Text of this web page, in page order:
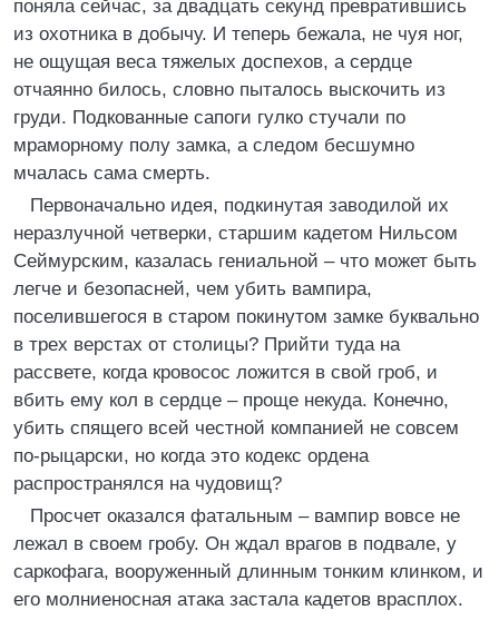
поняла сейчас, за двадцать секунд превратившись
из охотника в добычу. И теперь бежала, не чуя ног,
не ощущая веса тяжелых доспехов, а сердце
отчаянно билось, словно пыталось выскочить из
груди. Подкованные сапоги гулко стучали по
мраморному полу замка, а следом бесшумно
мчалась сама смерть.
Первоначально идея, подкинутая заводилой их
неразлучной четверки, старшим кадетом Нильсом
Сеймурским, казалась гениальной – что может быть
легче и безопасней, чем убить вампира,
поселившегося в старом покинутом замке буквально
в трех верстах от столицы? Прийти туда на
рассвете, когда кровосос ложится в свой гроб, и
вбить ему кол в сердце – проще некуда. Конечно,
убить спящего всей честной компанией не совсем
по-рыцарски, но когда это кодекс ордена
распространялся на чудовищ?
Просчет оказался фатальным – вампир вовсе не
лежал в своем гробу. Он ждал врагов в подвале, у
саркофага, вооруженный длинным тонким клинком, и
его молниеносная атака застала кадетов врасплох.